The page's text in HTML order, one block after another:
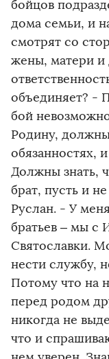
бойцов
дома семьи, и
смотрят со
жены, матери и
объединяет? -
бой
Родину,
обязанностях,
Должны знать,
брат, пусть и
Руслан. - У
братьев – мы с
Святославки.
нести службу,
Потому что на
перед родом
никогда не
что и